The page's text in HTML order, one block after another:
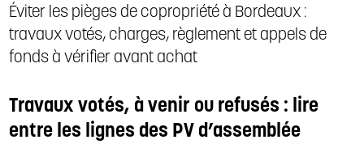
Éviter les pièges de copropriété à Bordeaux :
travaux votés, charges, règlement et appels de
fonds à vérifier avant achat
Travaux votés, à venir ou refusés : lire
entre les lignes des PV d’assemblée